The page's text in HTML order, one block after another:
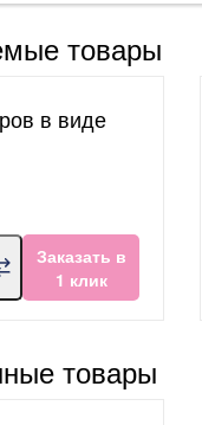
товары
в виде
Заказать в
1 клик
товары